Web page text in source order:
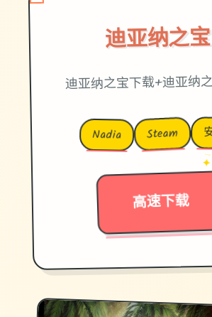
迪亚纳之宝
迪亚纳之宝下载+迪亚纳
Nadia Steam
高速下载
→